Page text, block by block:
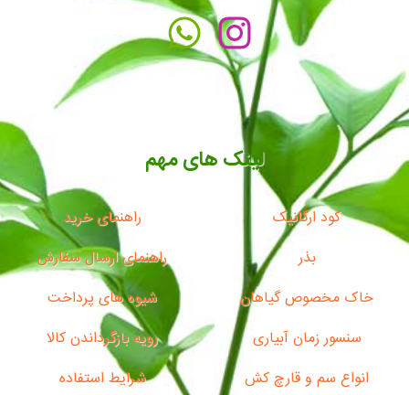
لینک های مهم
کود ارگانیک
بذر
خاک مخصوص گیاهان
سنسور زمان آبیاری
انواع سم و قارچ کش
راهنمای خرید
راهنمای ارسال سفارش
شیوه های پرداخت
رویه بازگرداندن کالا
شرایط استفاده